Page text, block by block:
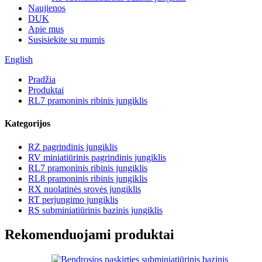
Naujienos
DUK
Apie mus
Susisiekite su mumis
English
Pradžia
Produktai
RL7 pramoninis ribinis jungiklis
Kategorijos
RZ pagrindinis jungiklis
RV miniatiūrinis pagrindinis jungiklis
RL7 pramoninis ribinis jungiklis
RL8 pramoninis ribinis jungiklis
RX nuolatinės srovės jungiklis
RT perjungimo jungiklis
RS subminiatiūrinis bazinis jungiklis
Rekomenduojami produktai